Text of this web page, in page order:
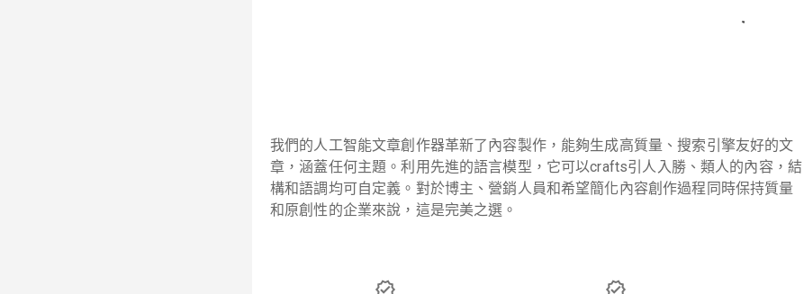
我們的人工智能文章創作器革新了內容製作，能夠生成高質量、搜索引擎友好的文
章，涵蓋任何主題。利用先進的語言模型，它可以crafts引人入勝、類人的內容，結
構和語調均可自定義。對於博主、營銷人員和希望簡化內容創作過程同時保持質量
和原創性的企業來說，這是完美之選。